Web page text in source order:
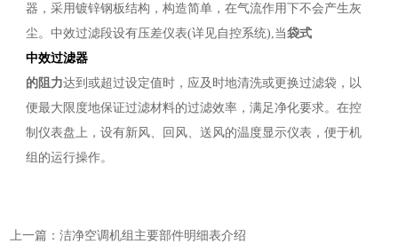
器，采用镀锌钢板结构，构造简单，在气流作用下不会产生灰
尘。中效过滤段设有压差仪表(详见自控系统),当袋式
中效过滤器
的阻力达到或超过设定值时，应及时地清洗或更换过滤袋，以
便最大限度地保证过滤材料的过滤效率，满足净化要求。在控
制仪表盘上，设有新风、回风、送风的温度显示仪表，便于机
组的运行操作。
上一篇：洁净空调机组主要部件明细表介绍